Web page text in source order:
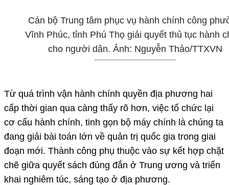
Cán bộ Trung tâm phục vụ hành chính công
Vĩnh Phúc, tỉnh Phú Thọ giải quyết thủ tục hành
cho người dân. Ảnh: Nguyễn Thảo/TTXVN
Từ quá trình vận hành chính quyền địa phương hai
cấp thời gian qua càng thấy rõ hơn, việc tổ chức lại
cơ cấu hành chính, tinh gọn bộ máy chính là chúng ta
đang giải bài toán lớn về quản trị quốc gia trong giai
đoạn mới. Thành công phụ thuộc vào sự kết hợp chặt
chẽ giữa quyết sách đúng đắn ở Trung ương và triển
khai nghiêm túc, sáng tạo ở địa phương.